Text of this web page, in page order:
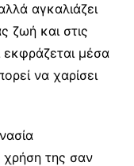
αγκαλιάζει
ζωή και στις
εκφράζεται μέσα
να χαρίσει
χρήση της σαν